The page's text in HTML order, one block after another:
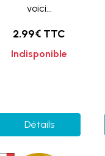
voici...
2.99€ TTC
Indisponible
Détails